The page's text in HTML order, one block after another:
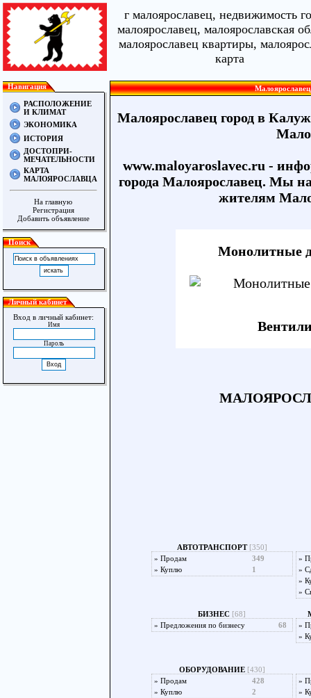
г малоярославец, недвижимость
малоярославец, малоярославская
малоярославец квартиры,
карта
Навигация
РАСПОЛОЖЕНИЕ
И КЛИМАТ
ЭКОНОМИКА
ИСТОРИЯ
ДОСТОПРИ-
МЕЧАТЕЛЬНОСТИ
КАРТА
МАЛОЯРОСЛАВЦА
На главную
Регистрация
Добавить объявление
Поиск
Личный кабинет
Вход в личный кабинет:
Имя
Пароль
Малоярославец город в
www.maloyaroslavec.ru -
города Малоярославец. Мы
жителям
Монолитные
АВТОТРАНСПОРТ [350]
» Продам
349
» Куплю 1
»
»
»
»
БИЗНЕС [68]
» Предложения по бизнесу 68
»
»
ОБОРУДОВАНИЕ [430]
» Продам
428
» Куплю 2
»
»